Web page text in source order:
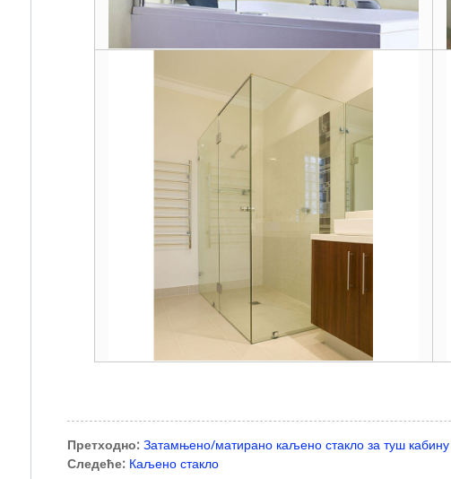
Претходно: Затамњено/матирано каљено стакло за туш кабину
Следеће: Каљено стакло